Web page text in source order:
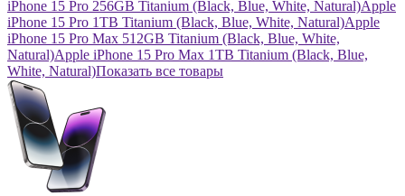
iPhone 15 Pro 256GB Titanium (Black, Blue, White, Natural)Apple
iPhone 15 Pro 1TB Titanium (Black, Blue, White, Natural)Apple
iPhone 15 Pro Max 512GB Titanium (Black, Blue, White,
Natural)Apple iPhone 15 Pro Max 1TB Titanium (Black, Blue,
White, Natural)Показать все товары